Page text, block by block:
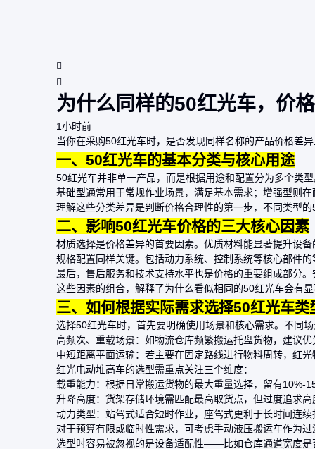
为什么同样的50红光车，价
1小时前
当你在采购50红光车时，是否发现同样名称的产品价格差
一、50红光车的基本分类与核心用途
50红光车并非单一产品，而是根据用途和配置分为多个类
基础型通常用于常规作业场景，满足基本需求；增强型则
理解这些分类差异是判断价格合理性的第一步，不同类型
二、影响50红光车价格的三大核心因素
材质选择是价格差异的首要因素。优质材料能显著提升设
规格配置同样关键。包括动力系统、控制系统等核心部件
最后，售后服务和技术支持水平也是价格的重要组成部分
这些因素的组合，解释了为什么看似相同的50红光车会有
三、如何根据实际需求选择50红光车类
选择50红光车时，首先要明确使用场景和核心需求。不同
高频次、重载场景：如物流仓库频繁搬运托盘货物，建议优
中短距离平面运输：若主要在固定路线进行物料周转， 红光
红光电动堆高车的选型需重点关注三个维度：
载重能力：根据日常搬运货物的最大重量选择，留有10%-
升降高度：货架存储环境需匹配最高取货点，但过度追求
动力类型：站驾式适合短时作业，座驾式更利于长时间连续
对于预算有限或临时性需求，可考虑手动液压搬运车作为过
选型时容易被忽视的是设备适配性——比如仓库通道宽度